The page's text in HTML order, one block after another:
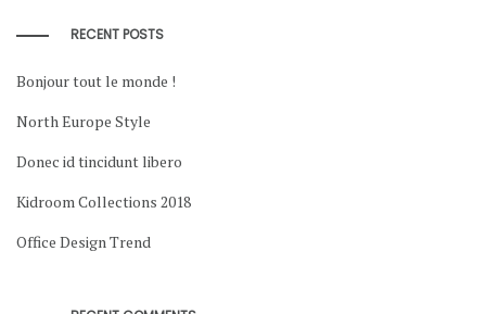
RECENT POSTS
Bonjour tout le monde !
North Europe Style
Donec id tincidunt libero
Kidroom Collections 2018
Office Design Trend